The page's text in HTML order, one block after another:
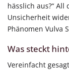
hässlich aus?“
Unsicherheit
Phänomen Vulva
Was steckt
Vereinfacht